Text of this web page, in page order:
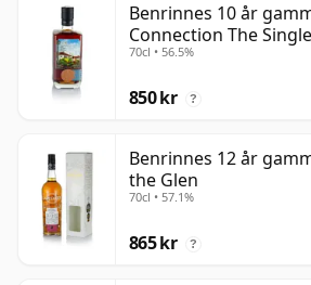
Benrinnes 10 år
Connection The
70cl • 56.5%
850 kr ?
Benrinnes 12 år
the Glen
70cl • 57.1%
865 kr ?